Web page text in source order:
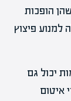
הופכות
למנוע פיצוץ
יכול גם
איטום